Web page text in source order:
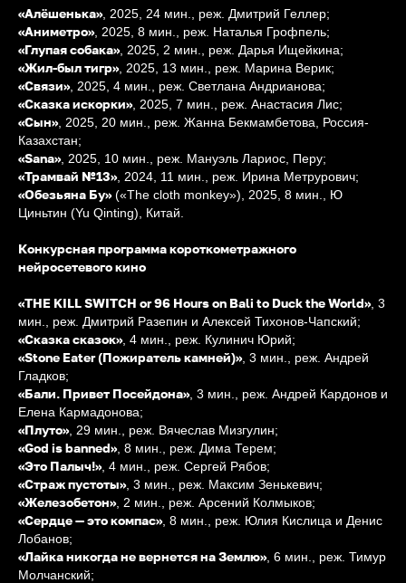
«Алёшенька», 2025, 24 мин., реж. Дмитрий Геллер;
«Аниметро», 2025, 8 мин., реж. Наталья Грофпель;
«Глупая собака», 2025, 2 мин., реж. Дарья Ищейкина;
«Жил-был тигр», 2025, 13 мин., реж. Марина Верик;
«Связи», 2025, 4 мин., реж. Светлана Андрианова;
«Сказка искорки», 2025, 7 мин., реж. Анастасия Лис;
«Сын», 2025, 20 мин., реж. Жанна Бекмамбетова, Россия-
Казахстан;
«Sana», 2025, 10 мин., реж. Мануэль Лариос, Перу;
«Трамвай №13», 2024, 11 мин., реж. Ирина Метрурович;
«Обезьяна Бу»(«The cloth monkey»), 2025, 8 мин., Ю
Циньтин (Yu Qinting), Китай.
Конкурсная программа короткометражного
нейросетевого кино
«THE KILL SWITCH or 96 Hours on Bali to Duck the World», 3
мин., реж. Дмитрий Разепин и Алексей Тихонов-Чапский;
«Сказка сказок», 4 мин., реж. Кулинич Юрий;
«Stone Eater (Пожиратель камней)», 3 мин., реж. Андрей
Гладков;
«Бали. Привет Посейдона», 3 мин., реж. Андрей Кардонов и
Елена Кармадонова;
«Плуто», 29 мин., реж. Вячеслав Мизгулин;
«God is banned», 8 мин., реж. Дима Терем;
«Это Палыч!», 4 мин., реж. Cергей Рябов;
«Страж пустоты», 3 мин., реж. Максим Зенькевич;
«Железобетон», 2 мин., реж. Арсений Колмыков;
«Сердце — это компас», 8 мин., реж. Юлия Кислица и Денис
Лобанов;
«Лайка никогда не вернется на Землю», 6 мин., реж. Тимур
Молчанский;